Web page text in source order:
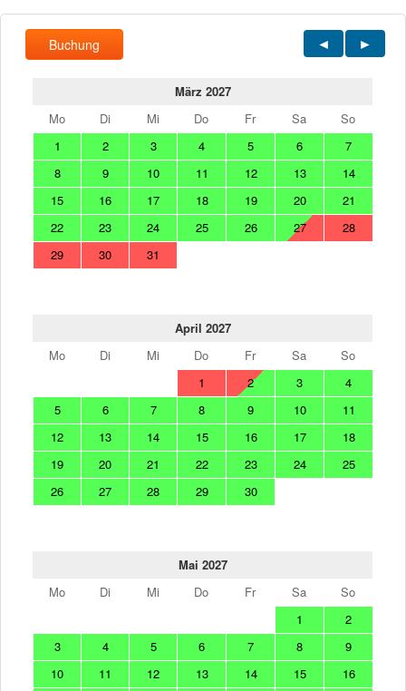
Buchung
März 2027
Mo
Di Mi Do Fr Sa
So
1
2 3 4 5 6
7
8
9 10 11 12 13
14
15
16 17 18 19 20
21
22
23 24 25 26 27
28
29
30 31
April 2027
Mo
Di Mi Do Fr Sa
So
1
2 3
4
5
6 7 8 9 10
11
12
13 14 15 16 17
18
19
20 21 22 23 24
25
26
27 28 29 30
Mai 2027
Mo
Di Mi Do Fr Sa
So
1
2
3
4 5 6 7 8
9
10
11 12 13 14 15
16